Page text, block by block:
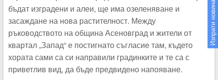
бъдат изградени и алеи, ще има озеленяване и
засаждане на нова растителност. Между
ръководството на община Асеновград и жители от
квартал „Запад“ е постигнато съгласие там, където
хората сами са си направили градинките и те са с
приветлив вид, да бъде предвидено напояване.
Изпрати новина